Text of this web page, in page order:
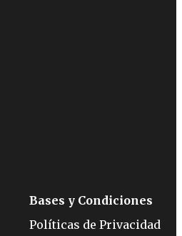
Bases y Condiciones
Políticas de Privacidad